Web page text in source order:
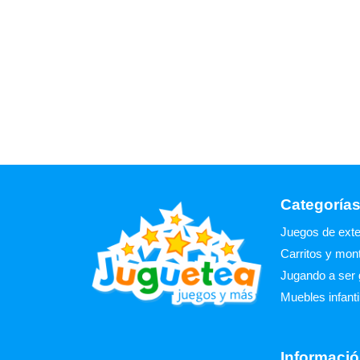
Categorías
Juegos de
Carritos y
Jugando a ser
Muebles